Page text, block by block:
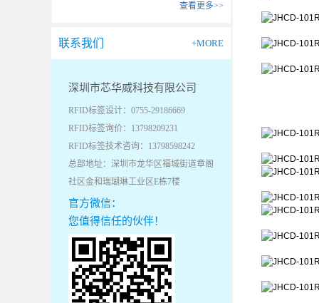
查看更多>>
联系我们 +MORE
深圳市芯华威科技有限公司
RFID标签设计：0755-29186669
RFID标签询价：13798209231
RFID标签技术咨询：13798598242
总部地址：深圳市龙华区福城街道章阁
社区金和瑞瑚琳工业区E栋7楼
官方微信：
您值得信任的伙伴！